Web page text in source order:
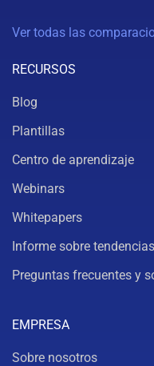
Ver todas las
RECURSOS
Blog
Plantillas
Centro de aprendizaje
Webinars
Whitepapers
Informe sobre
Preguntas frecuentes y
EMPRESA
Sobre nosotros